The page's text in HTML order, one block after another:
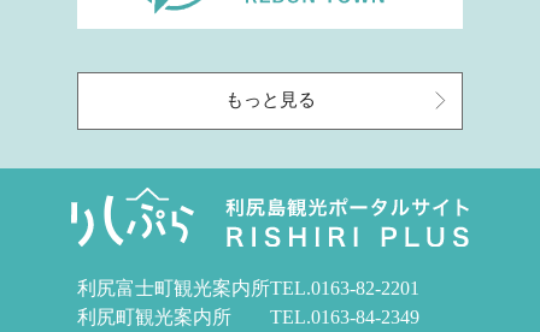
もっと見る
利尻富士町観光案内所TEL.0163-82-2201
利尻町観光案内所
TEL.0163-84-2349